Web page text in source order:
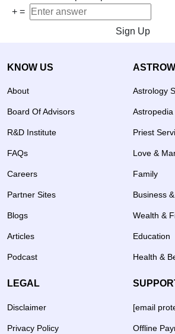
+ =
Sign Up
KNOW US
About
Board Of Advisors
R&D Institute
FAQs
Careers
Partner Sites
Blogs
Articles
Podcast
Astrology
Astropedia
Priest
Love &
Family
Business
Wealth &
Education
Health &
LEGAL
Disclaimer
Privacy Policy
[email
Offline